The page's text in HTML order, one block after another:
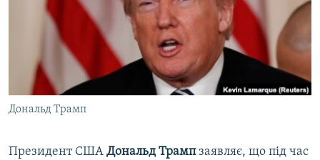
ДЕПОРТАЦІЯ
ВІДЕОУРОКИ «ELIFBE»
СВІДЧЕННЯ ОКУПАЦІЇ
УКРАЇНСЬКА ПРОБЛЕМА КРИМУ
ІНФОГРАФІКА
ЯК ОБІЙТИ БЛОКУВАННЯ
Qırımtatar
ДОЛУЧАЙСЯ!
Дональд Трамп
Президент США Дональд Трампзаявляє, що під час